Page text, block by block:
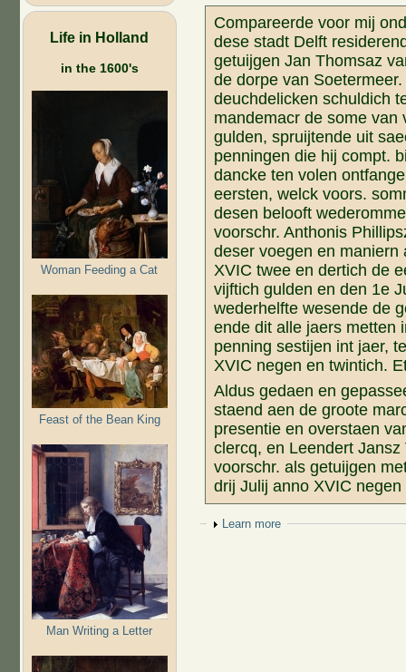
Life in Holland
in the 1600's
Woman Feeding a Cat
Feast of the Bean King
Man Writing a Letter
Compareerde voor mij
dese stadt Delft
getuijgen Jan Thomsaz
de dorpe van
deuchdelicken schuldich
mandemacr de some van
gulden, spruijtende uit
penningen die hij compt.
dancke ten volen
eersten, welck voors.
desen belooft
voorschr. Anthonis
deser voegen en
XVIC twee en dertich de
vijftich gulden en den 1e
wederhelfte wesende de
ende dit alle jaers metten
penning sestijen int jaer,
XVIC negen en twintich.
Aldus gedaen en
staend aen de groote
presentie en overstaen
clercq, en Leendert
voorschr. als getuijgen
drij Julij anno XVIC
Show
Learn more